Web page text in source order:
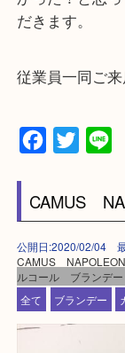
★お客様から
★来店前に電